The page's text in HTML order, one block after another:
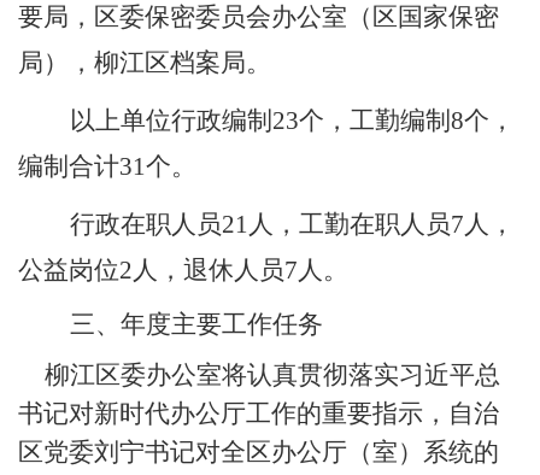
要局，区委保密委员会办公室（区国家保密
局），柳江区档案局。
以上单位行政编制 23个，工勤编制8个，
编制合计31个。
行政在职人员21人，工勤在职人员7人，
公益岗位2人，退休人员7人。
三、年度主要工作任务
柳江区委办公室将认真贯彻落实习近平总
书记对新时代办公厅工作的重要指示，自治
区党委刘宁书记对全区办公厅（室）系统的